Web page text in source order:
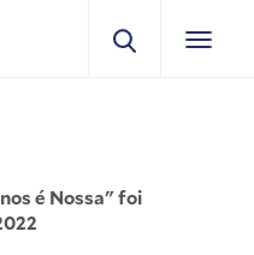
é Nossa" foi